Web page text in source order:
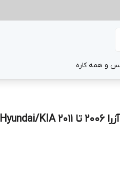
کاسه نمد عقب میل لنگ هیوندای آزرا 2006 تا 2011 Hyundai/KIA